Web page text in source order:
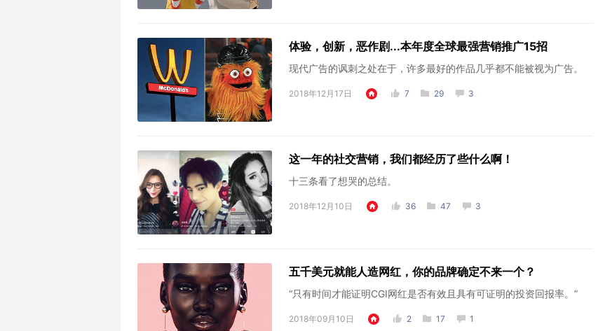
体验，创新，恶作剧...本年度全球最强营销推广15招
现代广告的讽刺之处在于，许多最好的作品几乎都不能被视为广告。
2018年12月17日 7 29 3
这一年的社交营销，我们都经历了些什么啊！
十三条看了想哭的总结。
2018年12月10日 36 47 3
五千美元就能人造网红，你的品牌确定不来一个？
“只有时间才能证明CGI网红是否有效且具有可证明的投资回报率。”
2018年09月10日 2 17 1